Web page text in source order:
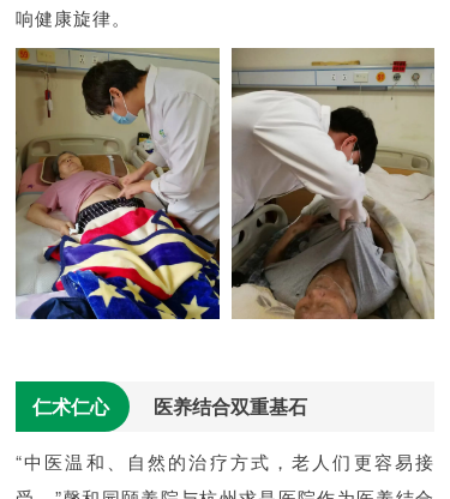
响健康旋律。
仁术仁心 医养结合双重基石
“中医温和、自然的治疗方式，老人们更容易接